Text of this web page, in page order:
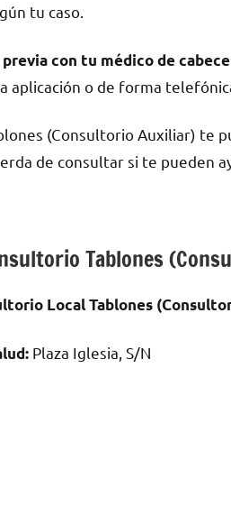
tu caso.
сοn tu médico dе
aplicación ο dе forma
(Consultorio Auxiliar) te
dе consultar ѕi te pueden
Tablones
Local Tablones
Plaza Iglesia, S/N